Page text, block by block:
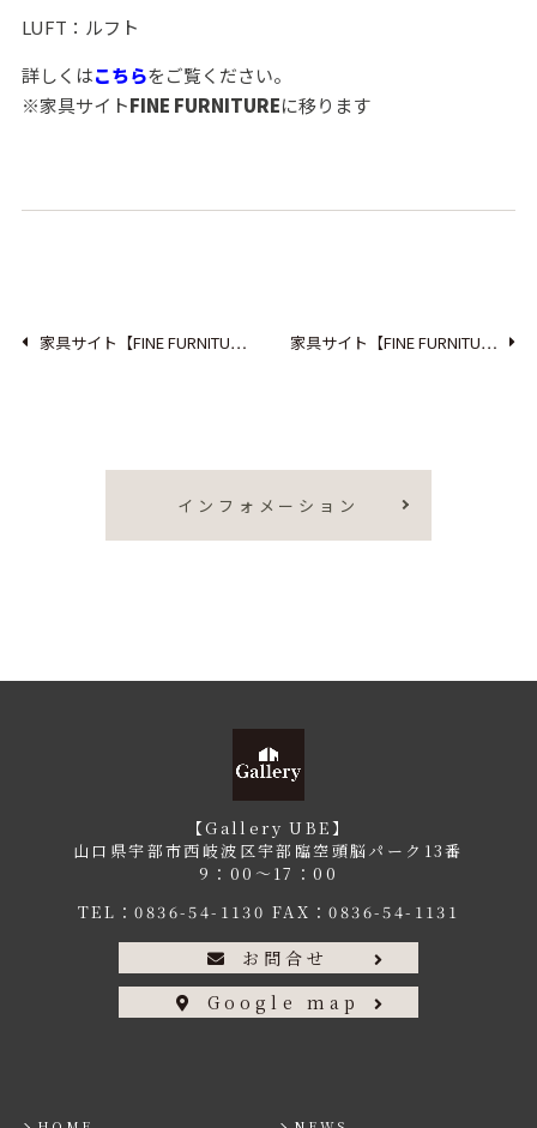
LUFT：ルフト
詳しくはこちらをご覧ください。
※家具サイトFINE FURNITUREに移ります
家具サイト【FINE FURNITU… 家具サイト【FINE FURNITU…
インフォメーション
【Gallery UBE】
山口県宇部市西岐波区宇部臨空頭脳パーク13番
9：00〜17：00
TEL：0836-54-1130 FAX：0836-54-1131
お問合せ
Google map